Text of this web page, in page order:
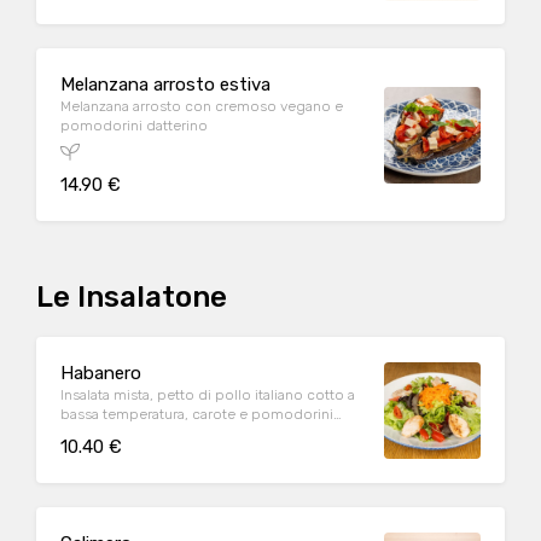
Melanzana arrosto estiva
Melanzana arrosto con cremoso vegano e
pomodorini datterino
14.90 €
Le Insalatone
Habanero
Insalata mista, petto di pollo italiano cotto a
bassa temperatura, carote e pomodorini
10.40 €